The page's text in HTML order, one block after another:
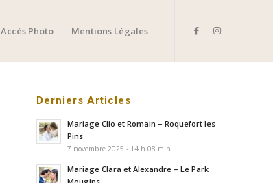
Accès Photo Mentions Légales
Derniers Articles
Mariage Clio et Romain – Roquefort les
Pins
7 novembre 2025 - 14 h 08 min
Mariage Clara et Alexandre – Le Park